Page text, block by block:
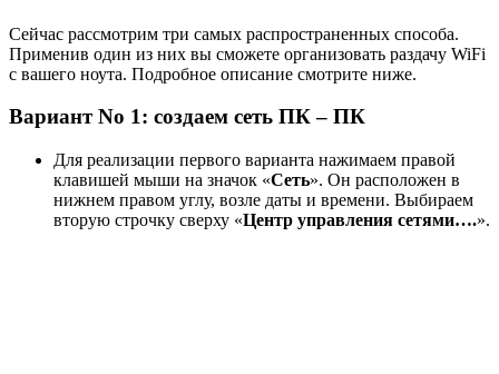
Сейчас рассмотрим три самых распространенных способа.
Применив один из них вы сможете организовать раздачу WiFi
с вашего ноута. Подробное описание смотрите ниже.
Вариант No 1: создаем сеть ПК – ПК
Для реализации первого варианта нажимаем правой
клавишей мыши на значок «Сеть». Он расположен в
нижнем правом углу, возле даты и времени. Выбираем
вторую строчку сверху «Центр управления сетями….».